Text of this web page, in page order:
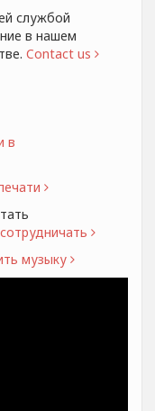
службой
в нашем
Contact us
в
музыку